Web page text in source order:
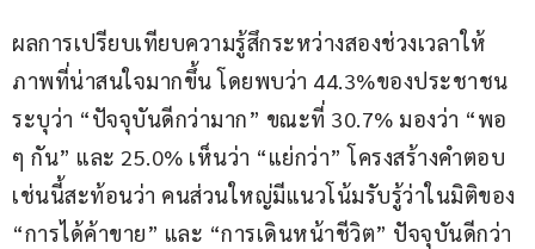
ผลการเปรียบเทียบความรู้สึกระหว่างสองช่วงเวลาให้
ภาพที่น่าสนใจมากขึ้น โดยพบว่า 44.3%ของประชาชน
ระบุว่า “ปัจจุบันดีกว่ามาก” ขณะที่ 30.7% มองว่า “พอ
ๆ กัน” และ 25.0% เห็นว่า “แย่กว่า” โครงสร้างคำตอบ
เช่นนี้สะท้อนว่า คนส่วนใหญ่มีแนวโน้มรับรู้ว่าในมิติของ
“การได้ค้าขาย” และ “การเดินหน้าชีวิต” ปัจจุบันดีกว่า